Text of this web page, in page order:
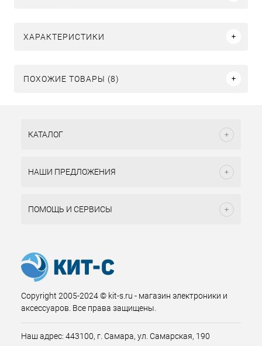
ХАРАКТЕРИСТИКИ
ПОХОЖИЕ ТОВАРЫ (8)
КАТАЛОГ
НАШИ ПРЕДЛОЖЕНИЯ
ПОМОЩЬ И СЕРВИСЫ
Copyright 2005-2024 © kit-s.ru - магазин электроники и
аксессуаров. Все права защищены.
Наш адрес: 443100, г. Самара, ул. Самарская, 190